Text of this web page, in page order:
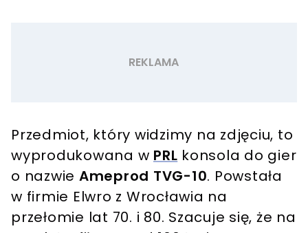
Przedmiot, który widzimy na zdjęciu, to
wyprodukowana w PRL konsola do gier
o nazwie Ameprod TVG-10. Powstała
w firmie Elwro z Wrocławia na
przełomie lat 70. i 80. Szacuje się, że na